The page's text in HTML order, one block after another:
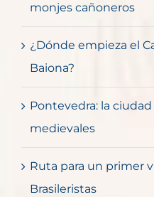
monjes cañoneros
¿Dónde empieza el
Baiona?
Pontevedra: la ciudad
medievales
Ruta para un primer
Brasileristas